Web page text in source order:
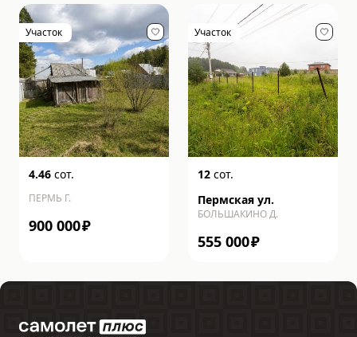
Участок
4.46 сот.
ПЕРМЬ Г.
900 000₽
Участок
12 сот.
Пермская ул.
БОЛЬШАКИНО Д.
555 000₽